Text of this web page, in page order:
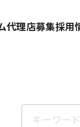
代理店募集採用